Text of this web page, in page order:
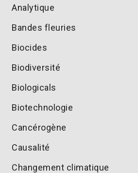
Analytique
Bandes fleuries
Biocides
Biodiversité
Biologicals
Biotechnologie
Cancérogène
Causalité
Changement climatique